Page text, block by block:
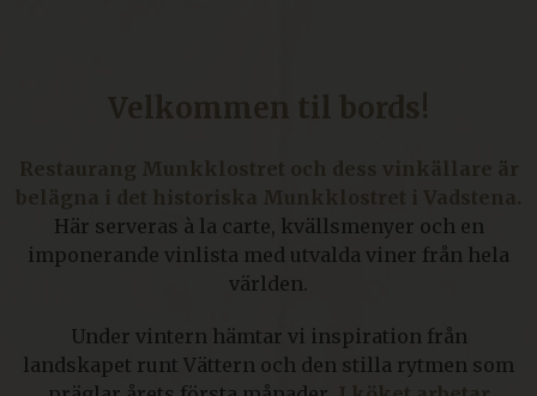
Velkommen til bords!
Restaurang Munkklostret och dess vinkällare är
belägna i det historiska Munkklostret i Vadstena.
Här serveras à la carte, kvällsmenyer och en
imponerande vinlista med utvalda viner från hela
världen.
Under vintern hämtar vi inspiration från
landskapet runt Vättern och den stilla rytmen som